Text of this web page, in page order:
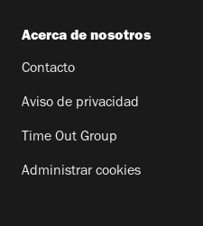
Acerca de nosotros
Contacto
Aviso de privacidad
Time Out Group
Administrar cookies